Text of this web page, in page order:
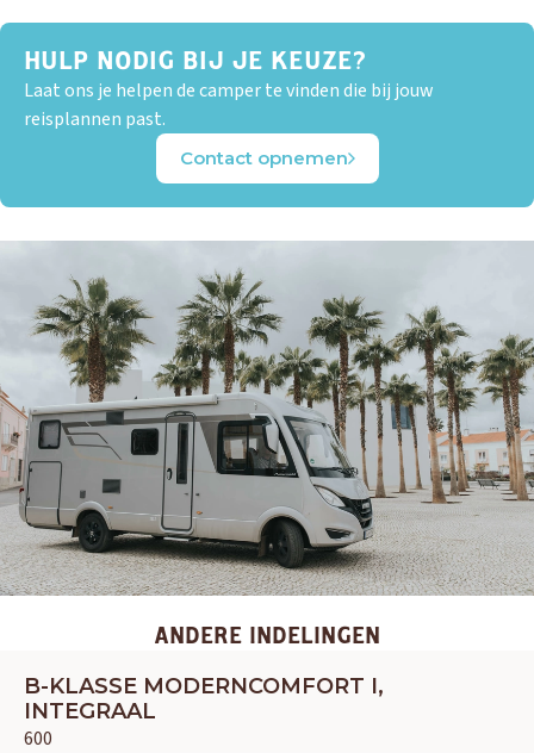
HULP NODIG BIJ JE KEUZE?
Laat ons je helpen de camper te vinden die bij jouw
reisplannen past.
Contact opnemen
ANDERE INDELINGEN
B-KLASSE MODERNCOMFORT I,
INTEGRAAL
600
OUD GASTEL
HymerKnaus
Eura Mobil